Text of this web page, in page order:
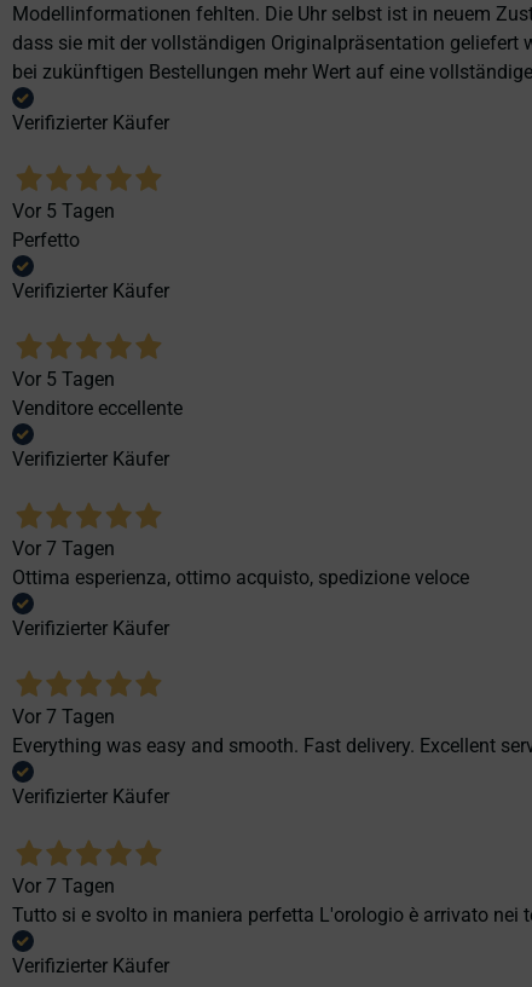
Modellinformationen fehlten. Die Uhr selbst ist in neuem
dass sie mit der vollständigen Originalpräsentation geliefert
bei zukünftigen Bestellungen mehr Wert auf eine
Verifizierter Käufer
Vor 5 Tagen
Perfetto
Verifizierter Käufer
Vor 5 Tagen
Venditore eccellente
Verifizierter Käufer
Vor 7 Tagen
Ottima esperienza, ottimo acquisto, spedizione veloce
Verifizierter Käufer
Vor 7 Tagen
Everything was easy and smooth. Fast delivery. Excellent
Verifizierter Käufer
Vor 7 Tagen
Tutto si e svolto in maniera perfetta L'orologio è arrivato
Verifizierter Käufer